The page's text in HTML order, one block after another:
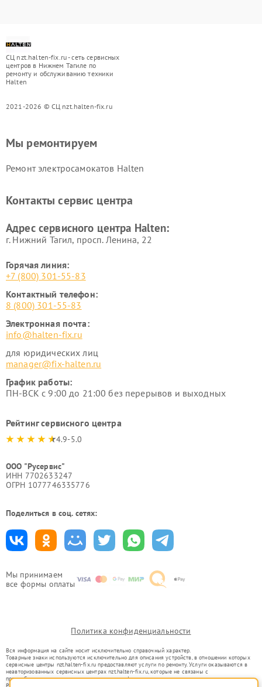
СЦ nzt.halten-fix.ru - сеть сервисных
центров в Нижнем Тагиле по
ремонту и обслуживанию техники
Halten
2021-2026 © СЦ nzt.halten-fix.ru
Мы принимаем
все формы оплаты
Мы ремонтируем
Ремонт электросамокатов Halten
Контакты сервис центра
Адрес сервисного центра Halten:
г. Нижний Тагил, просп. Ленина, 22
Горячая линия:
+7 (800) 301-55-83
Контактный телефон:
8 (800) 301-55-83
Электронная почта:
info@halten-fix.ru
для юридических лиц
manager@fix-halten.ru
График работы:
ПН-ВСК с 9:00 до 21:00 без перерывов и выходных
Рейтинг сервисного центра
4.9-5.0
ООО "Русервис"
ИНН 7702633247
ОГРН 1077746335776
Поделиться в соц. сетях:
Политика конфиденциальности
Вся информация на сайте носит исключительно справочный характер.
Товарные знаки используются исключительно для описания устройств, в отношении которых
сервисные центры nzt.halten-fix.ru предоставляют услуги по ремонту. Услуги оказываются в
неавторизованных сервисных центрах nzt.halten-fix.ru, которые не связаны с
правообладателями товарных знаков или их официальными представителями.